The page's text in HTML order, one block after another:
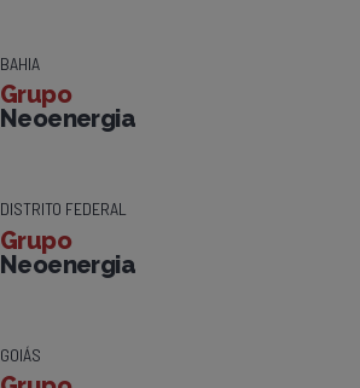
BAHIA
Grupo
Neoenergia
DISTRITO FEDERAL
Grupo
Neoenergia
GOIÁS